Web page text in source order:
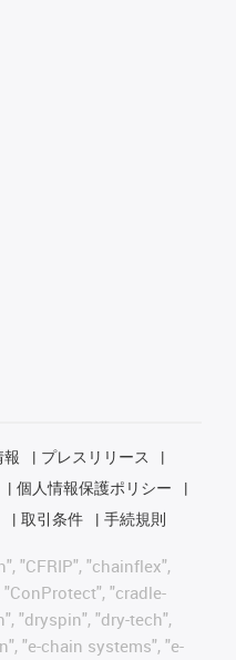
報
プレスリリース
個人情報保護ポリシー
取引条件 手続規則
"CFRIP", "chainflex",
"cradle-
"dryspin", "dry-tech",
"e-chain systems", "e-